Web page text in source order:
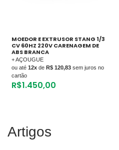
MOEDOR E EXTRUSOR STANG 1/3
CV 60HZ 220V CARENAGEM DE
ABS BRANCA
+ AÇOUGUE
ou até 12x de R$ 120,83 sem juros no
cartão
R$1.450,00
Artigos